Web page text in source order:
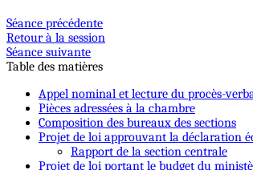
Séance précédente
Retour à la session
Séance suivante
Table des matières
Appel nominal et lecture du procès-
Pièces adressées à la chambre
Composition des bureaux des sections
Projet de loi approuvant la déclaration
Rapport de la section centrale
Projet de loi portant le budget du